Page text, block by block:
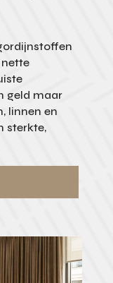
geld maar
linnen en
sterkte,